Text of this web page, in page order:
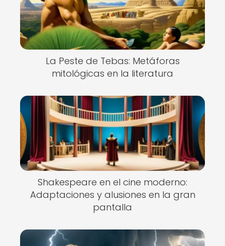
La Peste de Tebas: Metáforas
mitológicas en la literatura
Shakespeare en el cine moderno:
Adaptaciones y alusiones en la gran
pantalla